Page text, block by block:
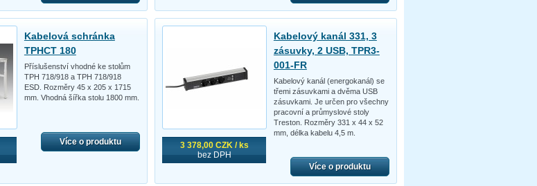
Kabelová schránka
TPHCT 180
Příslušenství vhodné ke stolům
TPH 718/918 a TPH 718/918
ESD. Rozměry 45 x 205 x 1715
mm. Vhodná šířka stolu 1800 mm.
Více o produktu
3 378,00 CZK / ks
bez DPH
Kabelový kanál 331, 3
zásuvky, 2 USB, TPR3-
001-FR
Kabelový kanál (energokanál) se
třemi zásuvkami a dvěma USB
zásuvkami. Je určen pro všechny
pracovní a průmyslové stoly
Treston. Rozměry 331 x 44 x 52
mm, délka kabelu 4,5 m.
Více o produktu